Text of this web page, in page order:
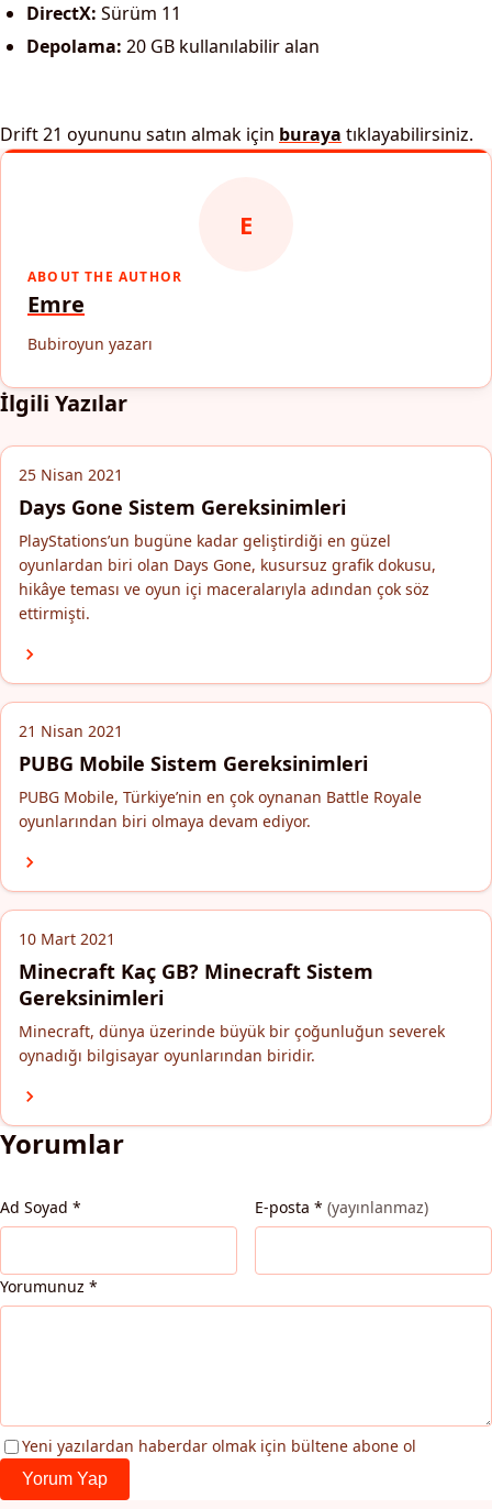
DirectX: Sürüm 11
Depolama: 20 GB kullanılabilir alan
Drift 21 oyununu satın almak için buraya tıklayabilirsiniz.
E
ABOUT THE AUTHOR
Emre
Bubiroyun yazarı
İlgili Yazılar
25 Nisan 2021
Days Gone Sistem Gereksinimleri
PlayStations’un bugüne kadar geliştirdiği en güzel
oyunlardan biri olan Days Gone, kusursuz grafik dokusu,
hikâye teması ve oyun içi maceralarıyla adından çok söz
ettirmişti.
21 Nisan 2021
PUBG Mobile Sistem Gereksinimleri
PUBG Mobile, Türkiye’nin en çok oynanan Battle Royale
oyunlarından biri olmaya devam ediyor.
10 Mart 2021
Minecraft Kaç GB? Minecraft Sistem
Gereksinimleri
Minecraft, dünya üzerinde büyük bir çoğunluğun severek
oynadığı bilgisayar oyunlarından biridir.
Yorumlar
Ad Soyad * E-posta * (yayınlanmaz)
Yorumunuz *
Yeni yazılardan haberdar olmak için bültene abone ol
Yorum Yap